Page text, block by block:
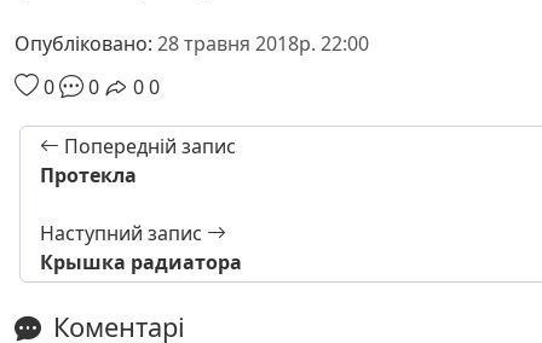
Опубліковано: 28 травня 2018р. 22:00
0
0 00
Попередній запис
Протекла
Наступний запис
Крышка радиатора
Коментарі